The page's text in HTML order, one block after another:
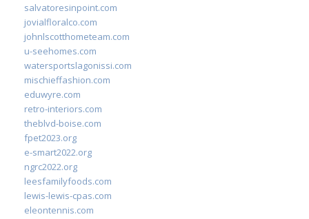
salvatoresinpoint.com
jovialfloralco.com
johnlscotthometeam.com
u-seehomes.com
watersportslagonissi.com
mischieffashion.com
eduwyre.com
retro-interiors.com
theblvd-boise.com
fpet2023.org
e-smart2022.org
ngrc2022.org
leesfamilyfoods.com
lewis-lewis-cpas.com
eleontennis.com